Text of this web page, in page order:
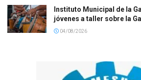
Instituto Municipal de la
jóvenes a taller sobre la
04/08/2026